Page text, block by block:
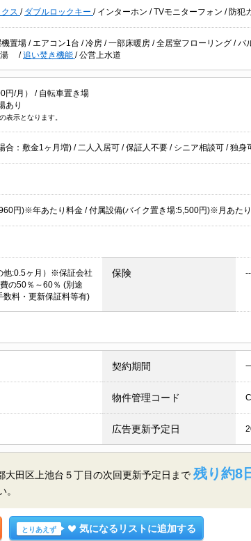
ス / ダブルロックキー / インターホン /TVモニターフォン / 防犯
置場 / エアコン1台 /冷房 /一部床暖房 /全居室フローリング /バ
湯 /追い焚き機能 /公営上水道
円/月） / 自転車置き場
あり
表示となります。
合：敷金1ヶ月増) / 二人入居可 /保証人不要 / シニア相談可 /独身
円)※年あたり料金 / 付属設備(バイク置き場:5,500円)※月あた
他:0.5ヶ月）※保証会社
の50％～60％ (別途
数料・更新保証料等有)
保険 --
契約期間
物件管理コード
広告更新予定日
大田区上池台５丁目の次回更新予定日まで 残り約8
とりあえず 気になるリストに追加する